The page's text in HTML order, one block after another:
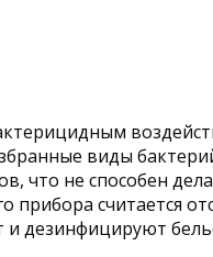
виды
что не способен
считается
дезинфицируют